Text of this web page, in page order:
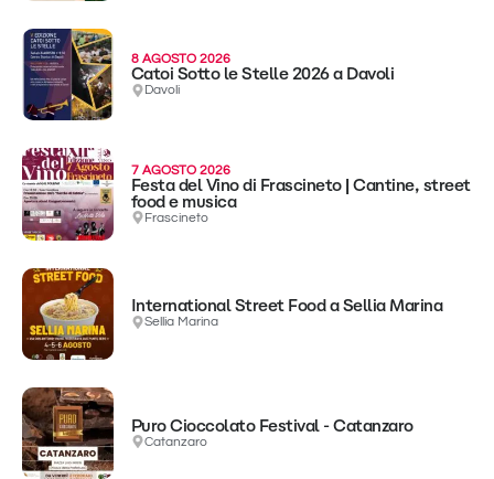
8 AGOSTO 2026
Catoi Sotto le Stelle 2026 a Davoli
Davoli
7 AGOSTO 2026
Festa del Vino di Frascineto | Cantine, street
food e musica
Frascineto
International Street Food a Sellia Marina
Sellia Marina
Puro Cioccolato Festival - Catanzaro
Catanzaro